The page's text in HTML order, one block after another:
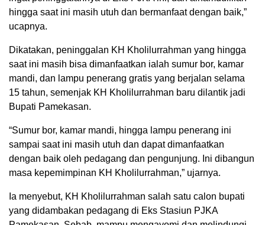
hingga saat ini masih utuh dan bermanfaat dengan baik,”
ucapnya.
Dikatakan, peninggalan KH Kholilurrahman yang hingga
saat ini masih bisa dimanfaatkan ialah sumur bor, kamar
mandi, dan lampu penerang gratis yang berjalan selama
15 tahun, semenjak KH Kholilurrahman baru dilantik jadi
Bupati Pamekasan.
“Sumur bor, kamar mandi, hingga lampu penerang ini
sampai saat ini masih utuh dan dapat dimanfaatkan
dengan baik oleh pedagang dan pengunjung. Ini dibangun
masa kepemimpinan KH Kholilurrahman,” ujarnya.
Ia menyebut, KH Kholilurrahman salah satu calon bupati
yang didambakan pedagang di Eks Stasiun PJKA